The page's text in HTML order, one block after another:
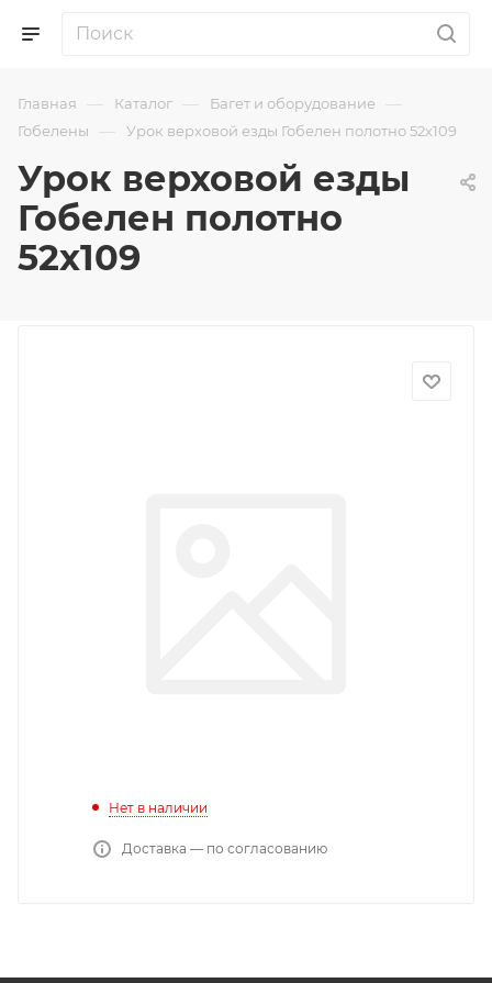
Главная — Каталог — Багет и оборудование —
Гобелены — Урок верховой езды Гобелен полотно 52х109
Урок верховой езды
Гобелен полотно
52х109
Нет в наличии
Доставка — по согласованию